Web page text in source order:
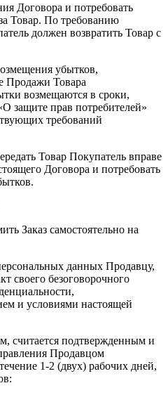
Договора и потребовать
Товар. По требованию
должен возвратить Товар с
убытков,
Продажи Товара
возмещаются в сроки,
защите прав потребителей»
требований
Товар Покупатель вправе
Договора и потребовать
Заказ самостоятельно на
данных Продавцу,
своего безоговорочного
и условиями настоящей
считается подтвержденным и
Продавцом
1-2 (двух) рабочих дней,